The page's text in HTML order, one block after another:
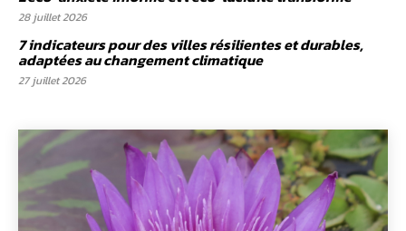
28 juillet 2026
7 indicateurs pour des villes résilientes et durables,
adaptées au changement climatique
27 juillet 2026